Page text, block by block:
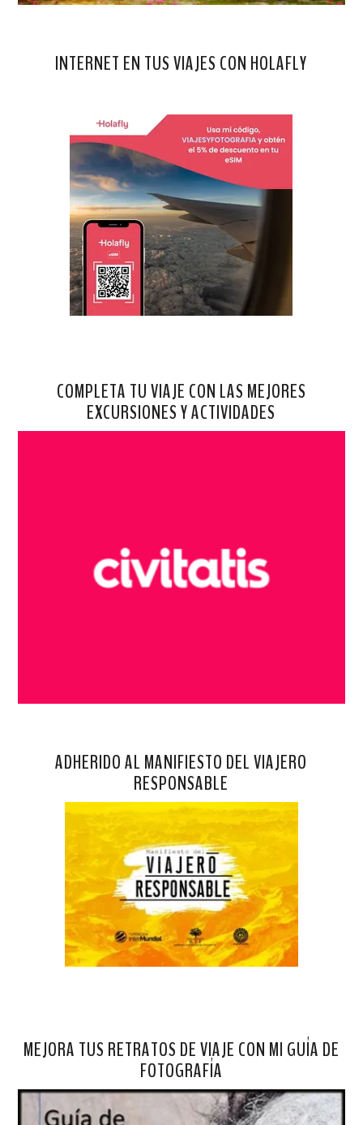
INTERNET EN TUS VIAJES CON HOLAFLY
COMPLETA TU VIAJE CON LAS MEJORES
EXCURSIONES Y ACTIVIDADES
ADHERIDO AL MANIFIESTO DEL VIAJERO
RESPONSABLE
MEJORA TUS RETRATOS DE VIAJE CON MI GUÍA DE
FOTOGRAFÍA